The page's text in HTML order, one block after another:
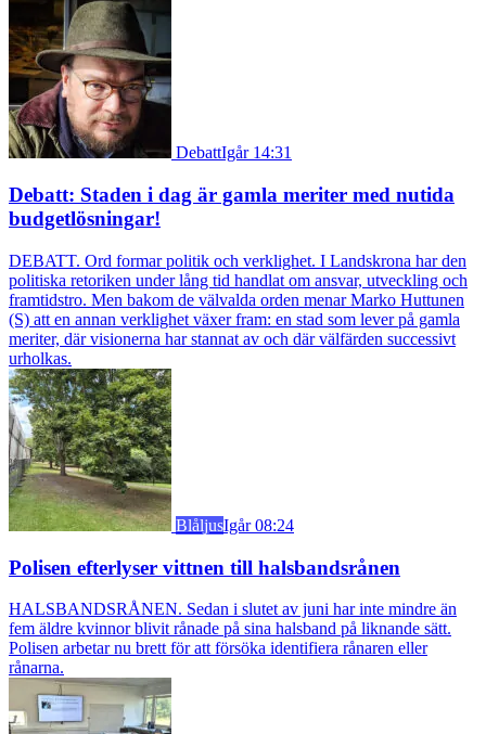
DebattIgår 14:31
Debatt: Staden i dag är gamla meriter med nutida
budgetlösningar!
DEBATT. Ord formar politik och verklighet. I Landskrona har den
politiska retoriken under lång tid handlat om ansvar, utveckling och
framtidstro. Men bakom de välvalda orden menar Marko Huttunen
(S) att en annan verklighet växer fram: en stad som lever på gamla
meriter, där visionerna har stannat av och där välfärden successivt
urholkas.
BlåljusIgår 08:24
Polisen efterlyser vittnen till halsbandsrånen
HALSBANDSRÅNEN. Sedan i slutet av juni har inte mindre än
fem äldre kvinnor blivit rånade på sina halsband på liknande sätt.
Polisen arbetar nu brett för att försöka identifiera rånaren eller
rånarna.